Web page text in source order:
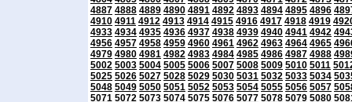
4887 4888 4889 4890 4891 4892 4893 4894 4895 4896
4910 4911 4912 4913 4914 4915 4916 4917 4918 4919
4933 4934 4935 4936 4937 4938 4939 4940 4941 4942
4956 4957 4958 4959 4960 4961 4962 4963 4964 4965
4979 4980 4981 4982 4983 4984 4985 4986 4987 4988
5002 5003 5004 5005 5006 5007 5008 5009 5010 5011
5025 5026 5027 5028 5029 5030 5031 5032 5033 5034
5048 5049 5050 5051 5052 5053 5054 5055 5056 5057
5071 5072 5073 5074 5075 5076 5077 5078 5079 5080